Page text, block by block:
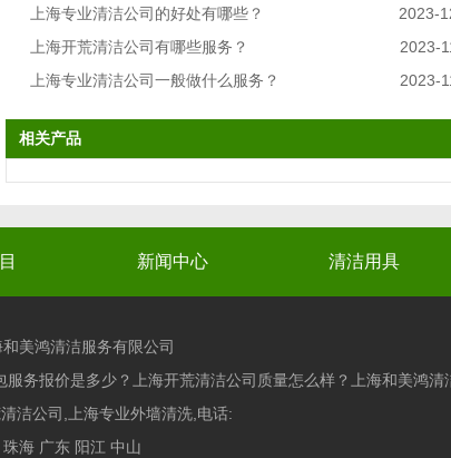
上海专业清洁公司的好处有哪些？ 2023-
上海开荒清洁公司有哪些服务？
2023-
上海专业清洁公司一般做什么服务？
2023-
相关产品
新闻中心 清洁用具
美鸿清洁服务有限公司
服务报价是多少？上海开荒清洁公司质量怎么样？上海和美鸿
洁公司,上海专业外墙清洗,电话:
珠海 广东 阳江 中山